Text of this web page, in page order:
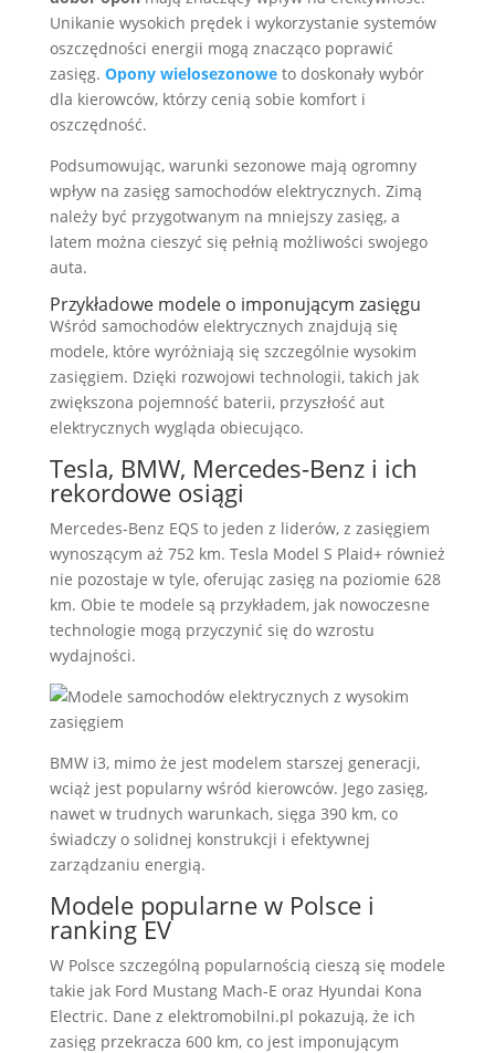
Unikanie wysokich prędek i wykorzystanie systemów
oszczędności energii mogą znacząco poprawić
zasięg. Opony wielosezonoweto doskonały wybór
dla kierowców, którzy cenią sobie komfort i
oszczędność.
Podsumowując, warunki sezonowe mają ogromny
wpływ na zasięg samochodów elektrycznych. Zimą
należy być przygotwanym na mniejszy zasięg, a
latem można cieszyć się pełnią możliwości swojego
auta.
Przykładowe modele o imponującym zasięgu
Wśród samochodów elektrycznych znajdują się
modele, które wyróżniają się szczególnie wysokim
zasięgiem. Dzięki rozwojowi technologii, takich jak
zwiększona pojemność baterii, przyszłość aut
elektrycznych wygląda obiecująco.
Tesla, BMW, Mercedes-Benz i ich
rekordowe osiągi
Mercedes-Benz EQS to jeden z liderów, z zasięgiem
wynoszącym aż 752 km. Tesla Model S Plaid+ również
nie pozostaje w tyle, oferując zasięg na poziomie 628
km. Obie te modele są przykładem, jak nowoczesne
technologie mogą przyczynić się do wzrostu
wydajności.
BMW i3, mimo że jest modelem starszej generacji,
wciąż jest popularny wśród kierowców. Jego zasięg,
nawet w trudnych warunkach, sięga 390 km, co
świadczy o solidnej konstrukcji i efektywnej
zarządzaniu energią.
Modele popularne w Polsce i
ranking EV
W Polsce szczególną popularnością cieszą się modele
takie jak Ford Mustang Mach-E oraz Hyundai Kona
Electric. Dane z elektromobilni.pl pokazują, że ich
zasięg przekracza 600 km, co jest imponującym